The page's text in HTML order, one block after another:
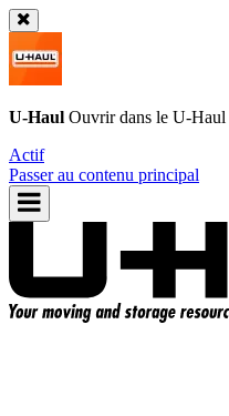
U-Haul Ouvrir dans le U-Haul
Actif
Passer au contenu principal